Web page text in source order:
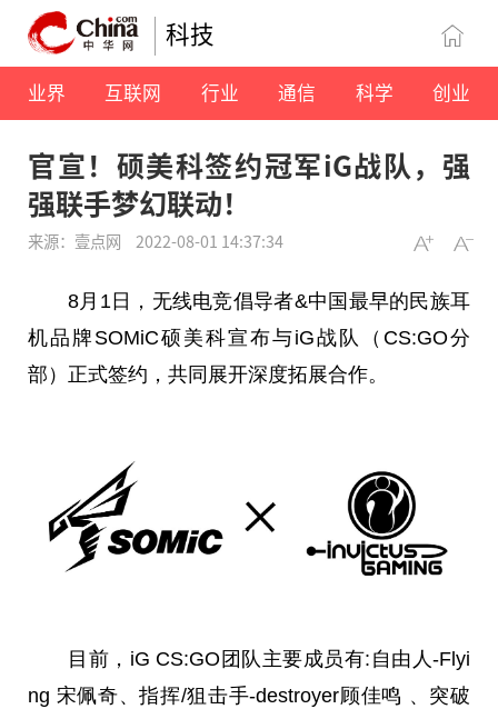
科技
业界 互联网 行业 通信 科学 创业
官宣！硕美科签约冠军iG战队，强
强联手梦幻联动！
来源：壹点网 2022-08-01 14:37:34
8月1日，无线电竞倡导者&中国 最早的民族耳
机品牌SOMiC硕美科宣布与iG战队（CS:GO分
部）正式签约，共同展开深度拓展合作。
目前，iG CS:GO团队主要成员有:自由人-Flyi
ng 宋佩奇、指挥/狙击手-destroyer顾佳鸣 、突破